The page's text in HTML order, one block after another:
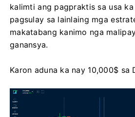
kalimti ang pagpraktis sa usa
pagsulay sa lainlaing mga
makatabang kanimo nga
ganansya.
Karon aduna ka nay 10,000$ sa